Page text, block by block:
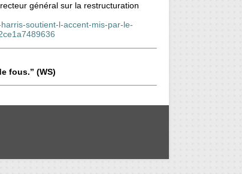
général sur la restructuration
soutient-l-accent-mis-par-le-
fous.” (WS)